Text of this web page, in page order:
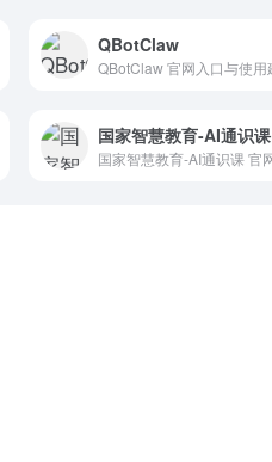
QBotClaw
国家智慧教育-AI通识课